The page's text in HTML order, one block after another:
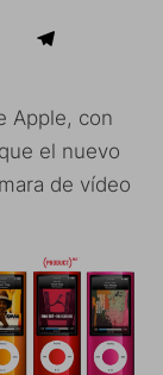
Apple, con
el nuevo
de vídeo